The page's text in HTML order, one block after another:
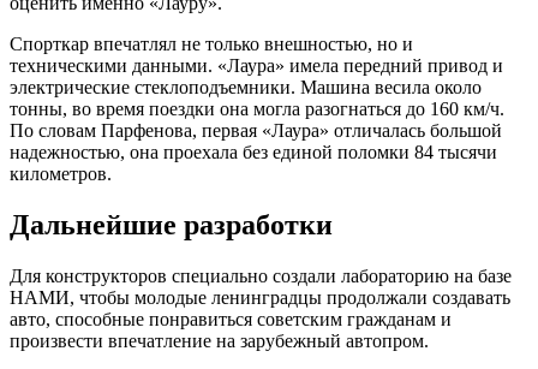
Спорткар впечатлял не только внешностью, но и
техническими данными. «Лаура» имела передний привод и
электрические стеклоподъемники. Машина весила около
тонны, во время поездки она могла разогнаться до 160 км/ч.
По словам Парфенова, первая «Лаура» отличалась большой
надежностью, она проехала без единой поломки 84 тысячи
километров.
Дальнейшие разработки
Для конструкторов специально создали лабораторию на базе
НАМИ, чтобы молодые ленинградцы продолжали создавать
авто, способные понравиться советским гражданам и
произвести впечатление на зарубежный автопром.